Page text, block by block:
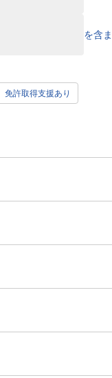
を含
免許取得支援あり